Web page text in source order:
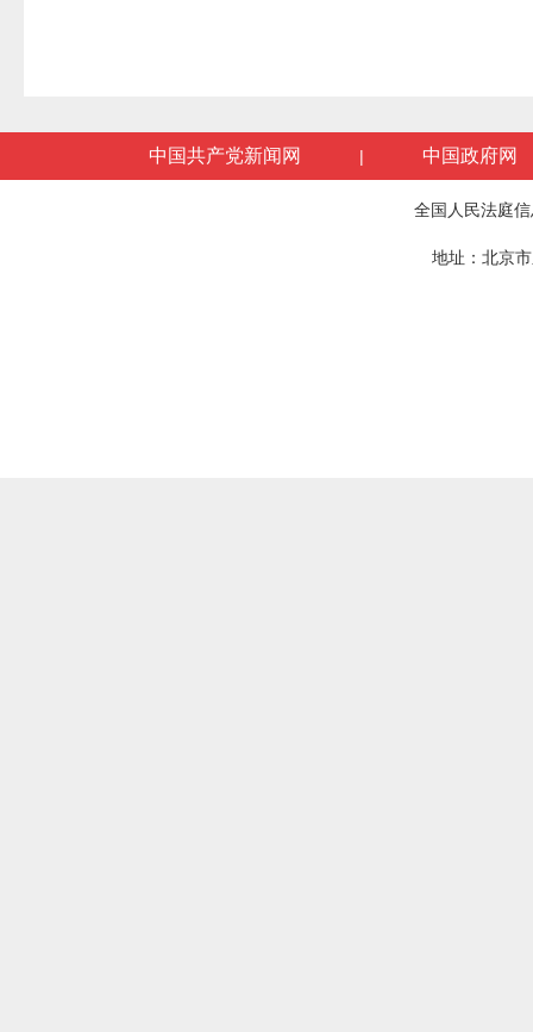
中国共产党新闻网 | 中国政府网
全国人民法庭
地址：北京